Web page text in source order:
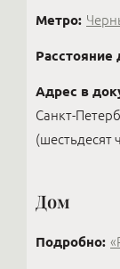
Метро:
Расстояние
Адрес в
Санкт-
(шестьдесят
Дом
Подробно: